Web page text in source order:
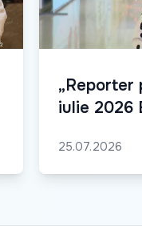
„Reporter
iulie 2026
25.07.2026